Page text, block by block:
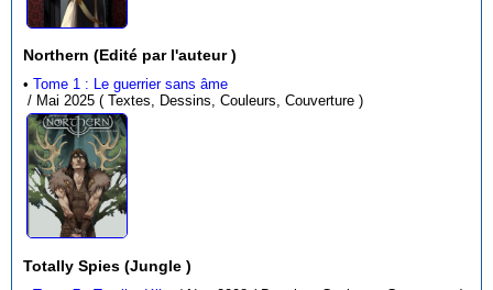
Northern (Edité par l'auteur )
•Tome 1 : Le guerrier sans âme
/ Mai 2025 ( Textes, Dessins, Couleurs, Couverture )
Totally Spies (Jungle )